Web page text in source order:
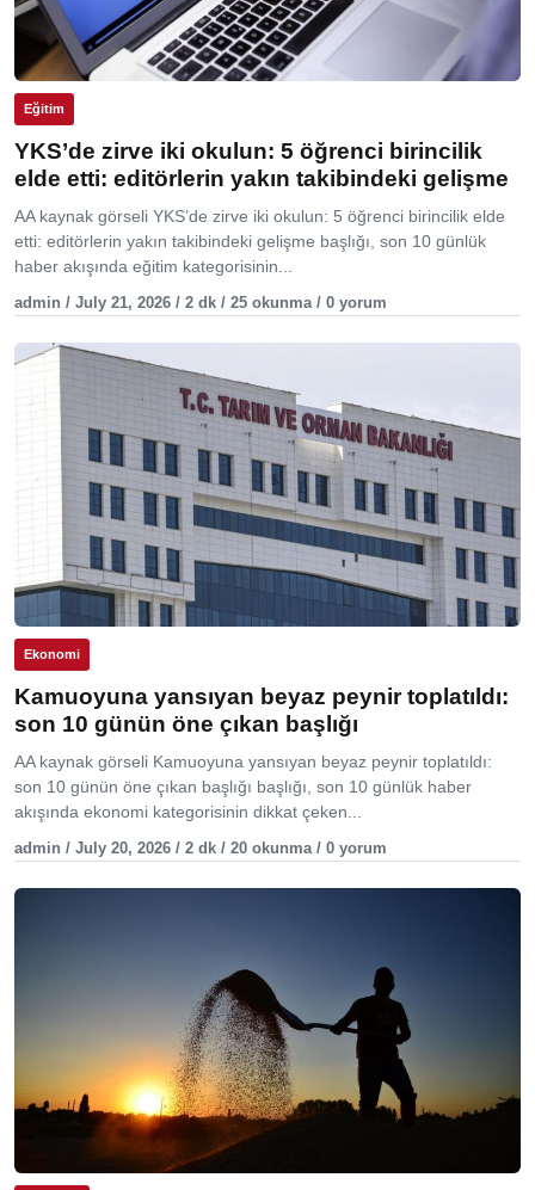
Eğitim
YKS’de zirve iki okulun: 5 öğrenci birincilik
elde etti: editörlerin yakın takibindeki gelişme
AA kaynak görseli YKS’de zirve iki okulun: 5 öğrenci birincilik elde
etti: editörlerin yakın takibindeki gelişme başlığı, son 10 günlük
haber akışında eğitim kategorisinin...
admin / July 21, 2026 / 2 dk / 25 okunma / 0 yorum
Ekonomi
Kamuoyuna yansıyan beyaz peynir toplatıldı:
son 10 günün öne çıkan başlığı
AA kaynak görseli Kamuoyuna yansıyan beyaz peynir toplatıldı:
son 10 günün öne çıkan başlığı başlığı, son 10 günlük haber
akışında ekonomi kategorisinin dikkat çeken...
admin / July 20, 2026 / 2 dk / 20 okunma / 0 yorum